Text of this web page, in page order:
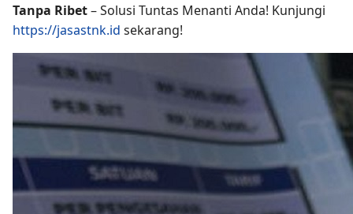
Tanpa Ribet– Solusi Tuntas Menanti Anda! Kunjungi
https://jasastnk.id sekarang!